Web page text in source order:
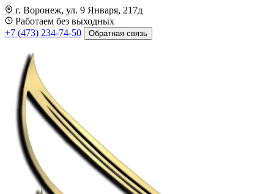
г. Воронеж, ул. 9 Января, 217д
Работаем без выходных
+7 (473) 234-74-50
Обратная связь